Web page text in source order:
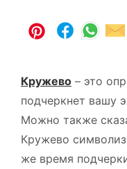
Кружево – это
подчеркнет вашу
Можно также
Кружево
же время